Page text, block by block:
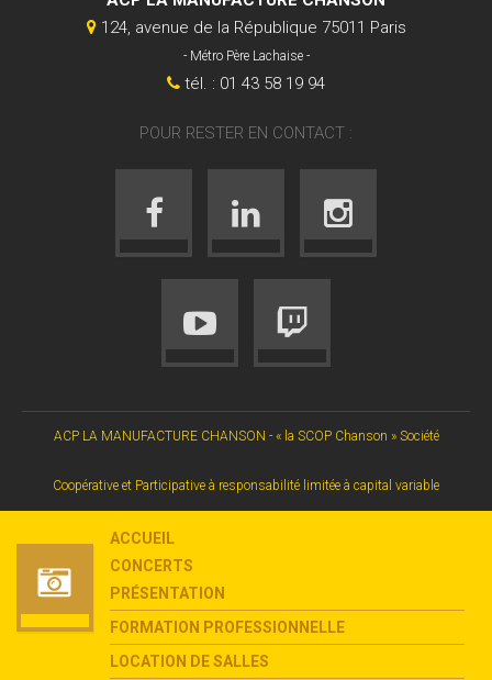
124, avenue de la République 75011 Paris
- Métro Père Lachaise -
tél. : 01 43 58 19 94
POUR RESTER EN CONTACT :
ACP LA MANUFACTURE CHANSON - « la SCOP Chanson » Société
Coopérative et Participative à responsabilité limitée à capital variable
ACCUEIL
CONCERTS
PRÉSENTATION
FORMATION PROFESSIONNELLE
LOCATION DE SALLES